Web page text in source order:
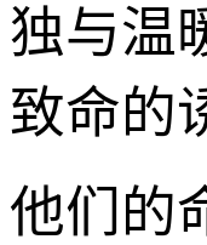
独与温
致命的
他们的